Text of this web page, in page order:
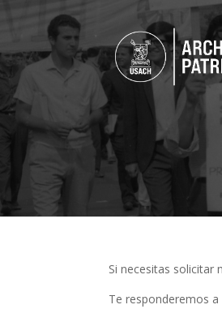
Si necesitas solicitar
Te responderemos